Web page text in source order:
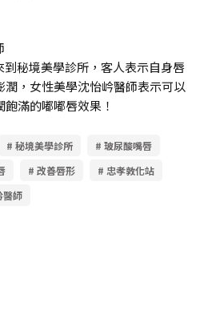
秘境美學診所，客人表示自身唇
，女性美學沈怡岒醫師表示可以
滿的嘟嘟唇效果！
# 秘境美學診所
# 玻尿酸嘴唇
# 改善唇形
# 忠孝敦化站
醫師